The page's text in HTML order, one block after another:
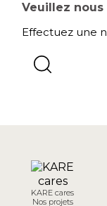
Veuillez
Effectuez une
KARE cares
Nos projets